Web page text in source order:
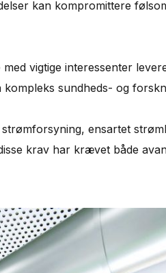
kan kompromittere
vigtige interessenter
sundheds- og
ensartet
krav har krævet både